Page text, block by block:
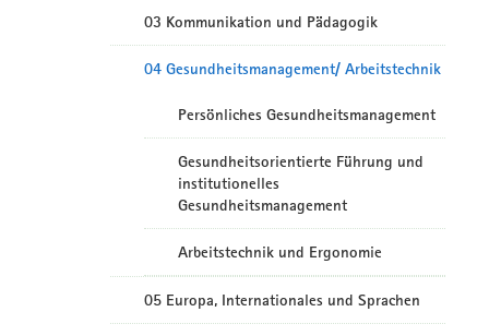
03 Kommunikation und Pädagogik
04 Gesundheitsmanagement/ Arbeitstechnik
Persönliches Gesundheitsmanagement
Gesundheitsorientierte Führung und
institutionelles
Gesundheitsmanagement
Arbeitstechnik und Ergonomie
05 Europa, Internationales und Sprachen